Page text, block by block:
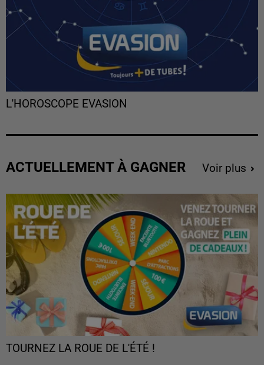
L'HOROSCOPE EVASION
ACTUELLEMENT À GAGNER Voir plus
TOURNEZ LA ROUE DE L'ÉTÉ !